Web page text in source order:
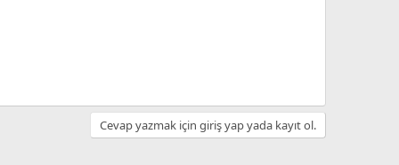
Cevap yazmak için giriş yap yada kayıt ol.